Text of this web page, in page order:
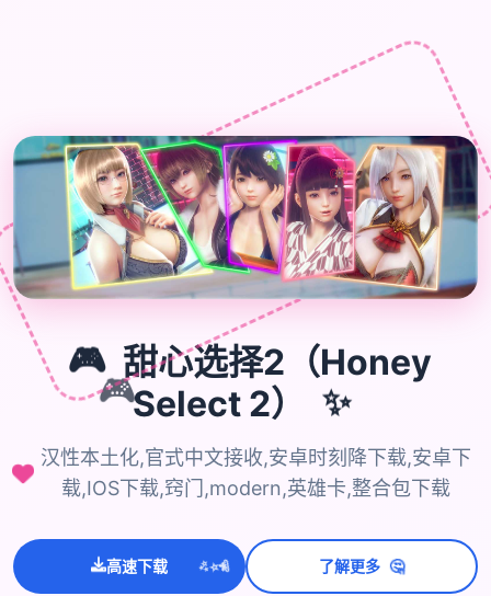
🎮
🎮 甜心选择2（Honey
Select 2）
✨
汉性本土化,官式中文接收,安卓时刻降下载,安卓下
载,IOS下载,窍门,modern,英雄卡,整合包下载
高速下载 ✨⭐💫 了解更多 🤔